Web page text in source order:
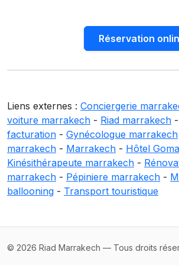
Réservation
Liens externes : Conciergerie
voiture marrakech - Riad marrakech -
facturation - Gynécologue marrakech
marrakech - Marrakech - Hôtel
Kinésithérapeute marrakech -
marrakech - Pépiniere marrakech -
ballooning - Transport touristique
© 2026 Riad Marrakech — Tous droits